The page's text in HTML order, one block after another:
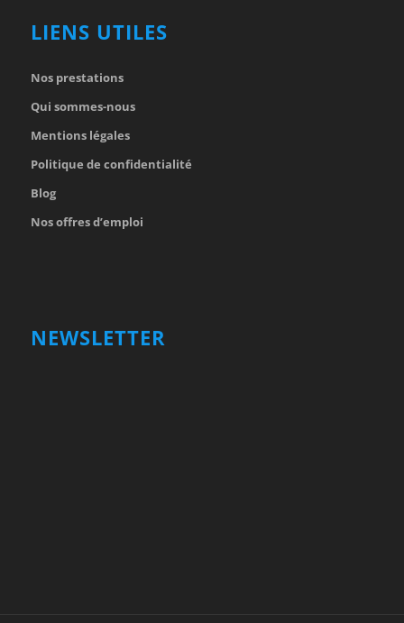
LIENS UTILES
Nos prestations
Qui sommes-nous
Mentions légales
Politique de confidentialité
Blog
Nos offres d’emploi
NEWSLETTER